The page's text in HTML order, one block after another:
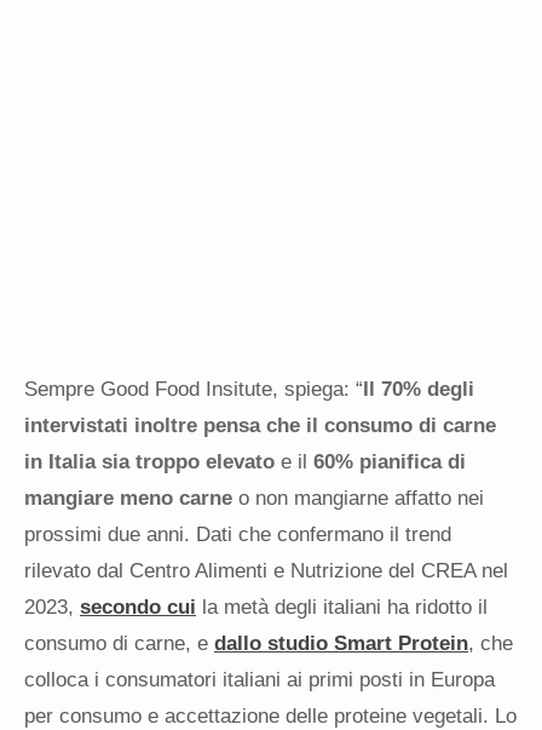
Sempre Good Food Insitute, spiega: “ Il 70% degli
intervistati inoltre pensa che il consumo di carne
in Italia sia troppo elevato e il 60% pianifica di
mangiare meno carne o non mangiarne affatto nei
prossimi due anni. Dati che confermano il trend
rilevato dal Centro Alimenti e Nutrizione del CREA nel
2023, secondo cui la metà degli italiani ha ridotto il
consumo di carne, e dallo studio Smart Protein, che
colloca i consumatori italiani ai primi posti in Europa
per consumo e accettazione delle proteine vegetali. Lo